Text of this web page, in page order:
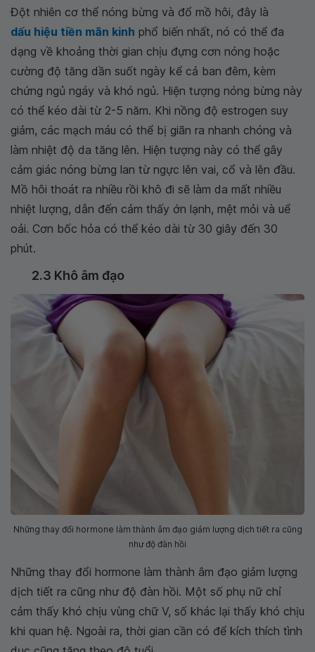
Đột nhiên cơ thể nóng bừng và đổ mồ hôi, đây là
dấu hiệu tiền mãn kinh phổ biến nhất, nó có thể đa
dạng về khoảng thời gian chịu đựng cơn nóng hoặc
cường độ tăng dần suốt ngày kể cả ban đêm, kèm
chứng ngủ ngáy và khó ngủ. Hiện tượng nóng bừng này
có thể kéo dài từ 2-5 năm. Khi nồng độ estrogen suy
giảm, các mạch máu có thể bị giãn ra nhanh chóng và
làm nhiệt độ da tăng lên. Hiện tượng này có thể gây
cảm giác nóng bừng lan từ ngực lên vai, cổ và lên đầu.
Mồ hôi thoát ra nhiều rồi khô đi sẽ làm da mất nhiều
nhiệt lượng, dẫn đến cảm thấy ớn lạnh, mệt mỏi và uể
oải. Cơn bốc hỏa có thể kéo dài từ 30 giây đến 30
phút.
2.3 Khô âm đạo
Những thay đổi hormone làm thành âm đạo giảm lượng dịch tiết ra cũng
như độ đàn hồi
Những thay đổi hormone làm thành âm đạo giảm lượng
dịch tiết ra cũng như độ đàn hồi. Một số phụ nữ chỉ
cảm thấy khó chịu vùng chữ V, số khác lại thấy khó chịu
khi quan hệ. Ngoài ra, thời gian cần có để kích thích tình